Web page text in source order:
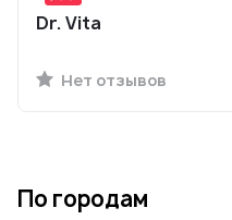
Dr. Vita
Нет отзывов
По городам